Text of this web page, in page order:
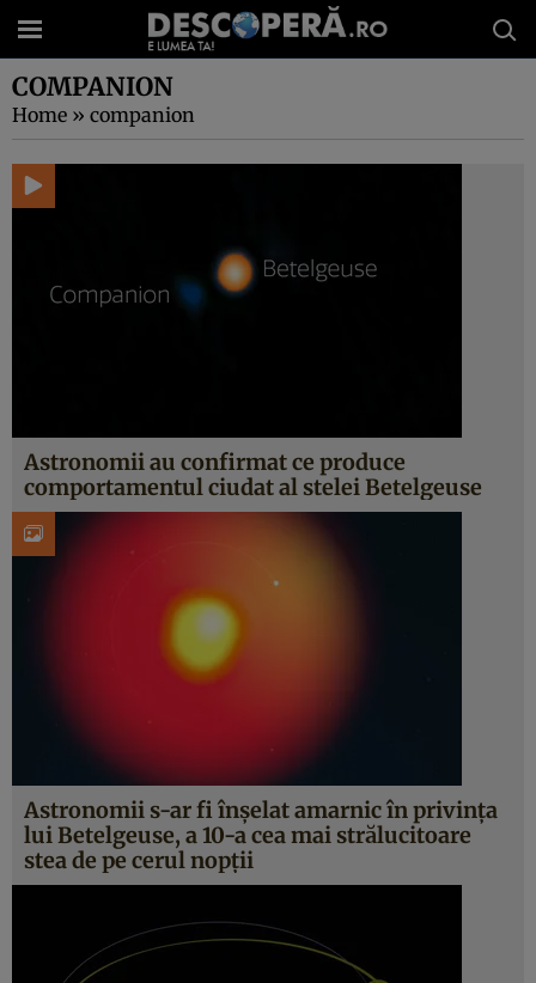
COMPANION
Home » companion
Astronomii au confirmat ce produce
comportamentul ciudat al stelei Betelgeuse
Astronomii s-ar fi înșelat amarnic în privința
lui Betelgeuse, a 10-a cea mai strălucitoare
stea de pe cerul nopții